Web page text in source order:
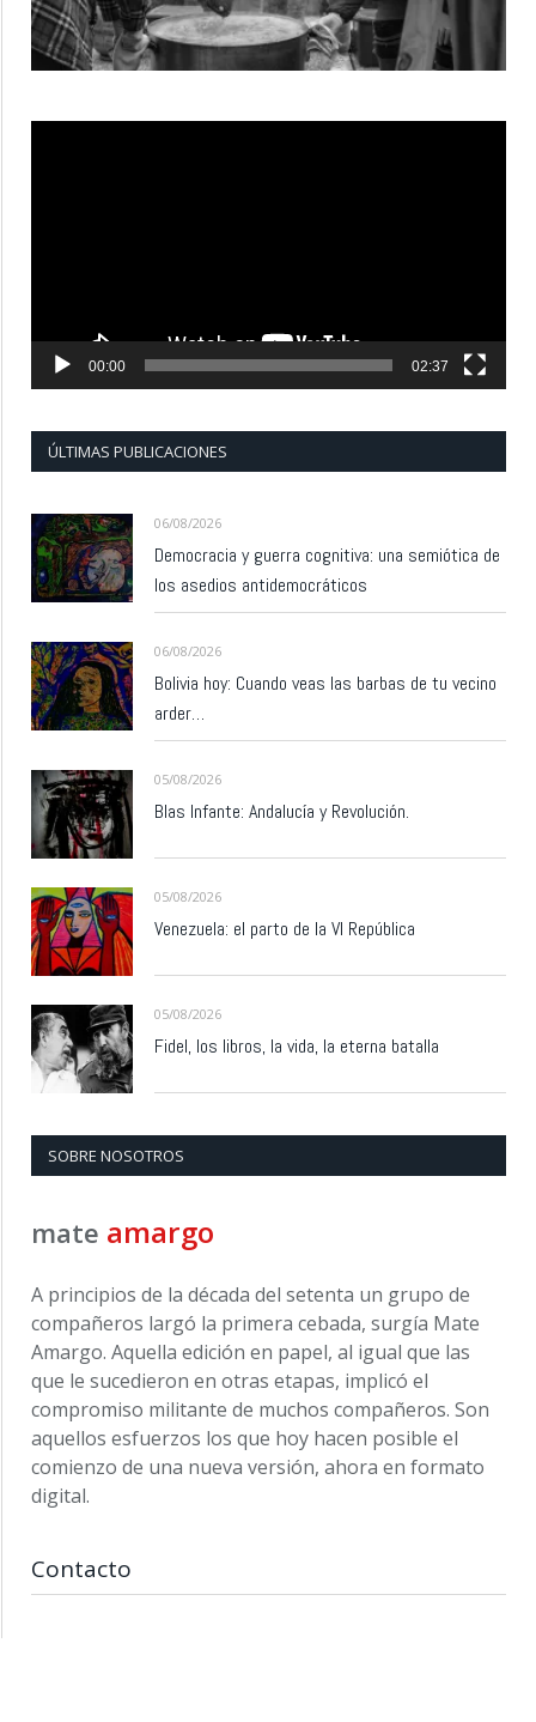
00:00 02:37
ÚLTIMAS PUBLICACIONES
06/08/2026
Democracia y guerra cognitiva: una semiótica de
los asedios antidemocráticos
06/08/2026
Bolivia hoy: Cuando veas las barbas de tu vecino
arder…
05/08/2026
Blas Infante: Andalucía y Revolución.
05/08/2026
Venezuela: el parto de la VI República
05/08/2026
Fidel, los libros, la vida, la eterna batalla
SOBRE NOSOTROS
mate amargo
A principios de la década del setenta un grupo de
compañeros largó la primera cebada, surgía Mate
Amargo. Aquella edición en papel, al igual que las
que le sucedieron en otras etapas, implicó el
compromiso militante de muchos compañeros. Son
aquellos esfuerzos los que hoy hacen posible el
comienzo de una nueva versión, ahora en formato
digital.
Contacto